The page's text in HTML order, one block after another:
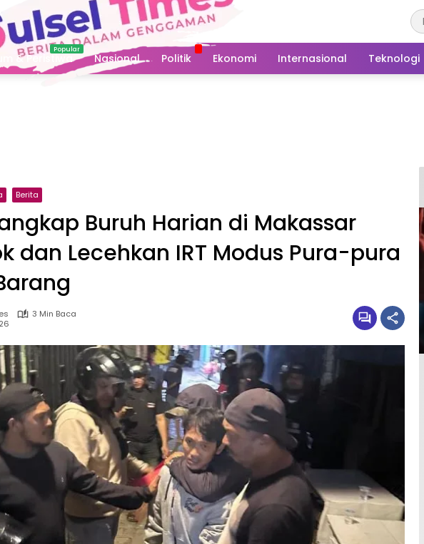
& Peristiwa Nasional Politik Ekonomi Internasional Teknologi
Berita
Buruh Harian di Makassar
dan Lecehkan IRT Modus Pura-pura
3 Min Baca